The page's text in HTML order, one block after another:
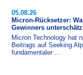
05.08.26
Micron-Rücksetzer:
Gewinners
Micron Technology hat
Beitrags auf Seeking
fundamentaler ...